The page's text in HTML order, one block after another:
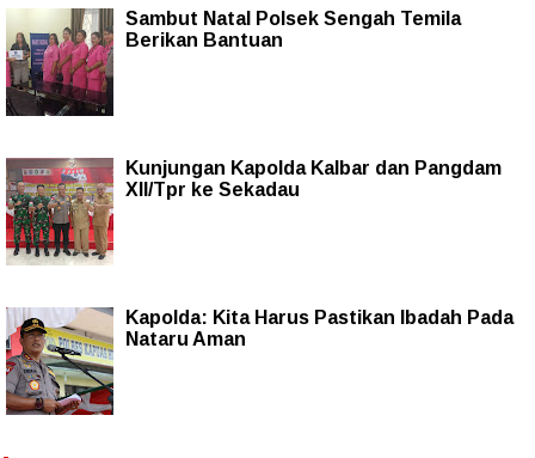
Sambut Natal Polsek Sengah Temila
Berikan Bantuan
Kunjungan Kapolda Kalbar dan Pangdam
XII/Tpr ke Sekadau
Kapolda: Kita Harus Pastikan Ibadah Pada
Nataru Aman